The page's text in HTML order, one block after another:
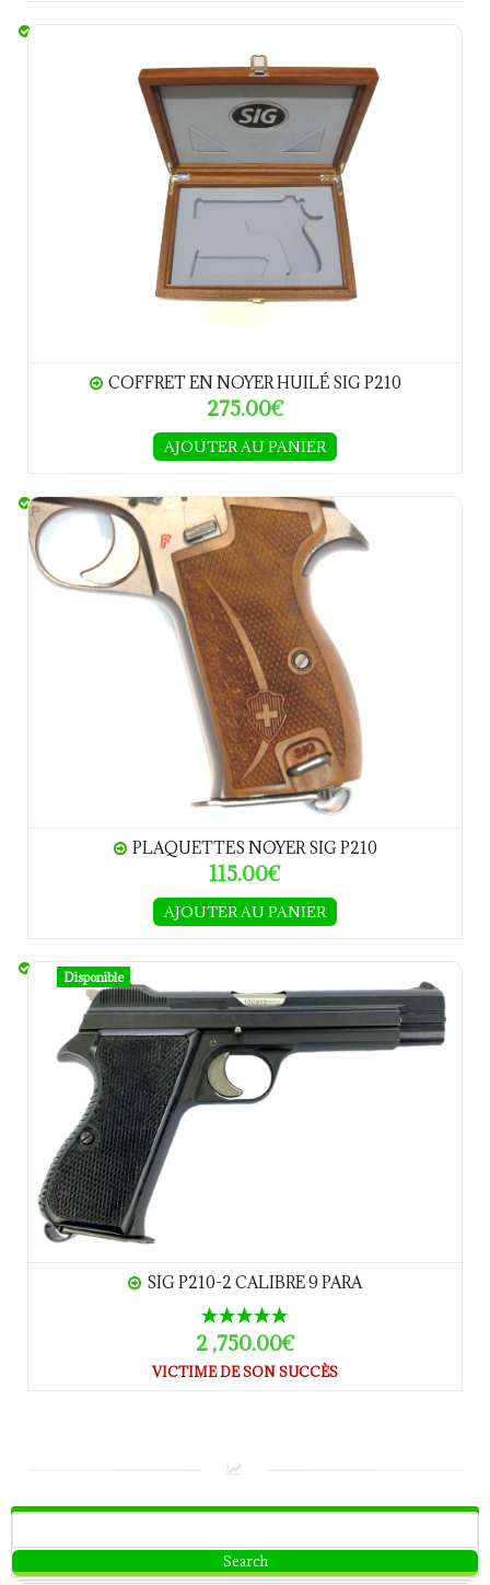
Coffret en noyer huilé SIG P210
COFFRET EN NOYER HUILÉ SIG P210
275.00€
AJOUTER AU PANIER
Plaquettes NOYER SIG P210
PLAQUETTES NOYER SIG P210
115.00€
AJOUTER AU PANIER
Disponible
SIG P210-2 CALIBRE 9 PARA
SIG P210-2 CALIBRE 9 PARA
2 ,750.00€
VICTIME DE SON SUCCÈS